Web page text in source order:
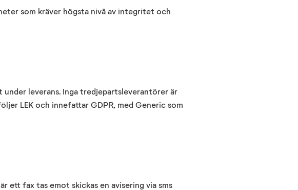
som kräver högsta nivå av integritet och
leverans. Inga tredjepartsleverantörer är
LEK och innefattar GDPR, med Generic som
ett fax tas emot skickas en avisering via sms